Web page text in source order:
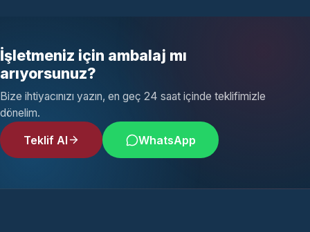
İşletmeniz için ambalaj mı
arıyorsunuz?
Bize ihtiyacınızı yazın, en geç 24 saat içinde teklifimizle
dönelim.
Teklif Al WhatsApp